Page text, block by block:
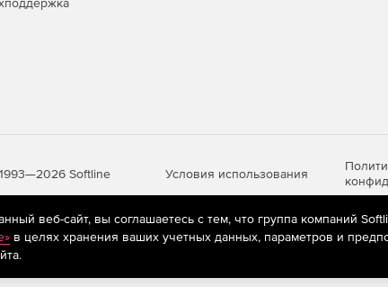
от 5 лицензий. Для приобретения меньшего
соглашения OVL из личного кабинета MS.
+
Softline Условия использования
рекомендательные технологии (информационные
пользователей сети «Интернет», находящихся на
веб-сайт, вы соглашаетесь с тем, что группа компаний
в целях хранения ваших учетных данных, параметров и